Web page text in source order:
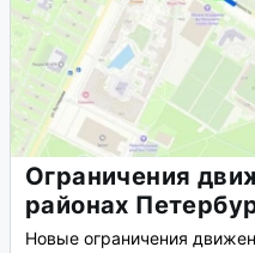
Ограничения
районах
Новые ограничения